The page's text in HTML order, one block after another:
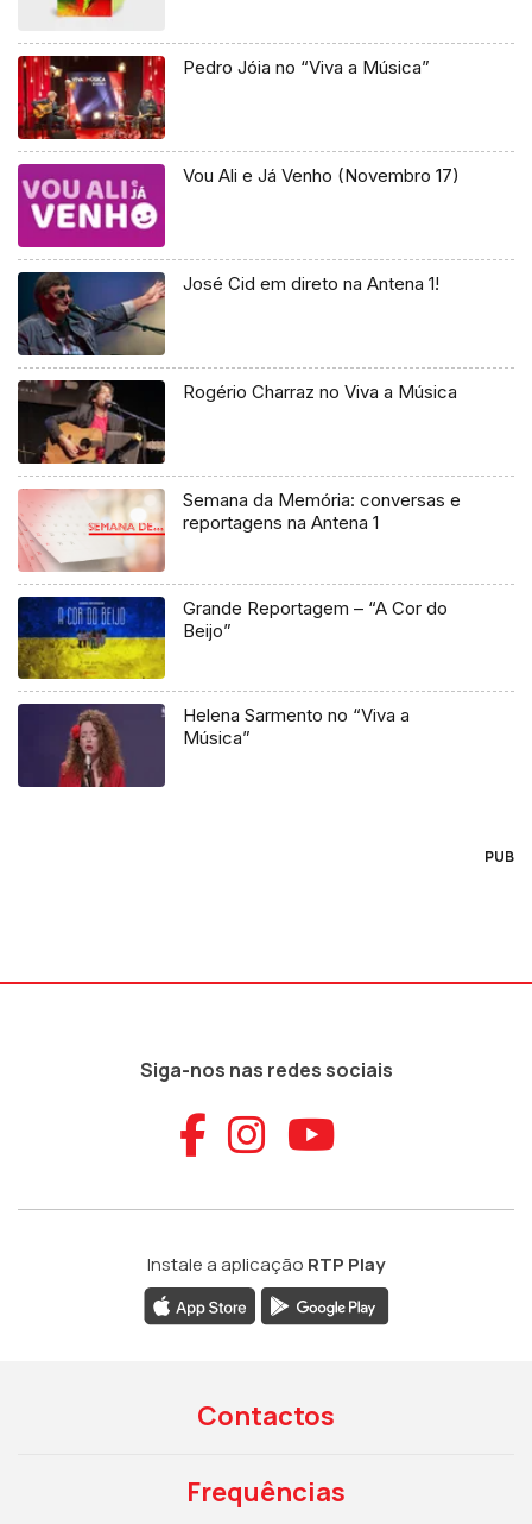
Pedro Jóia no “Viva a Música”
Vou Ali e Já Venho (Novembro 17)
José Cid em direto na Antena 1!
Rogério Charraz no Viva a Música
Semana da Memória: conversas e
reportagens na Antena 1
Grande Reportagem – “A Cor do
Beijo”
Helena Sarmento no “Viva a
Música”
PUB
Siga-nos nas redes sociais
Aceder ao
Aceder ao
Aceder
Instale a aplicação RTP Play
Contactos
Frequências